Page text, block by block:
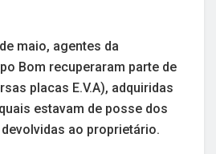
maio, agentes da
Bom recuperaram parte de
placas E.V.A), adquiridas
estavam de posse dos
ao proprietário.